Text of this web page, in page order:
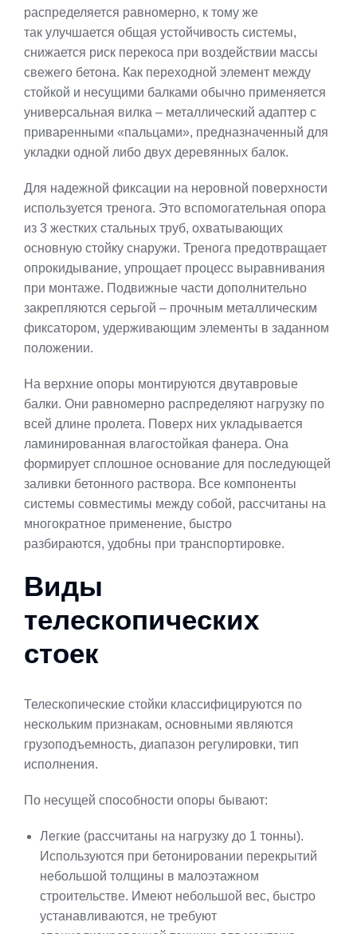
распределяется равномерно, к тому же
так улучшается общая устойчивость системы,
снижается риск перекоса при воздействии массы
свежего бетона. Как переходной элемент между
стойкой и несущими балками обычно применяется
универсальная вилка – металлический адаптер с
приваренными «пальцами», предназначенный для
укладки одной либо двух деревянных балок.
Для надежной фиксации на неровной поверхности
используется тренога. Это вспомогательная опора
из 3 жестких стальных труб, охватывающих
основную стойку снаружи. Тренога предотвращает
опрокидывание, упрощает процесс выравнивания
при монтаже. Подвижные части дополнительно
закрепляются серьгой – прочным металлическим
фиксатором, удерживающим элементы в заданном
положении.
На верхние опоры монтируются двутавровые
балки. Они равномерно распределяют нагрузку по
всей длине пролета. Поверх них укладывается
ламинированная влагостойкая фанера. Она
формирует сплошное основание для последующей
заливки бетонного раствора. Все компоненты
системы совместимы между собой, рассчитаны на
многократное применение, быстро
разбираются, удобны при транспортировке.
Виды
телескопических
стоек
Телескопические стойки классифицируются по
нескольким признакам, основными являются
грузоподъемность, диапазон регулировки, тип
исполнения.
По несущей способности опоры бывают:
Легкие (рассчитаны на нагрузку до 1 тонны).
Используются при бетонировании перекрытий
небольшой толщины в малоэтажном
строительстве. Имеют небольшой вес, быстро
устанавливаются, не требуют